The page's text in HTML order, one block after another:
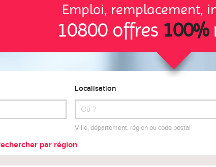
Emploi, remplacement,
10800 offres 100%
Localisation
Ville, département, région ou code postal
par région